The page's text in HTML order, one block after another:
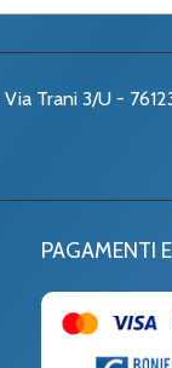
Trani 3/U -
PAGAMENTI